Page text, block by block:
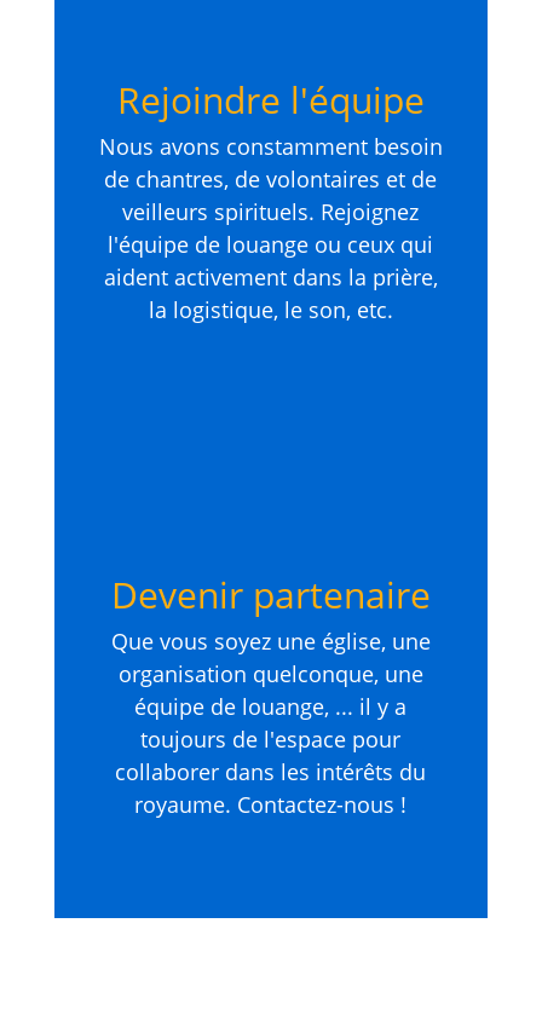
Rejoindre l'équipe
Nous avons constamment besoin
de chantres, de volontaires et de
veilleurs spirituels. Rejoignez
l'équipe de louange ou ceux qui
aident activement dans la prière,
la logistique, le son, etc.
Devenir partenaire
Que vous soyez une église, une
organisation quelconque, une
équipe de louange, ... il y a
toujours de l'espace pour
collaborer dans les intérêts du
royaume. Contactez-nous !